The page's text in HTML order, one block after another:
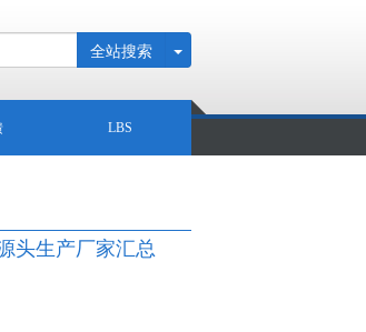
全站搜索
LBS
头生产厂家汇总